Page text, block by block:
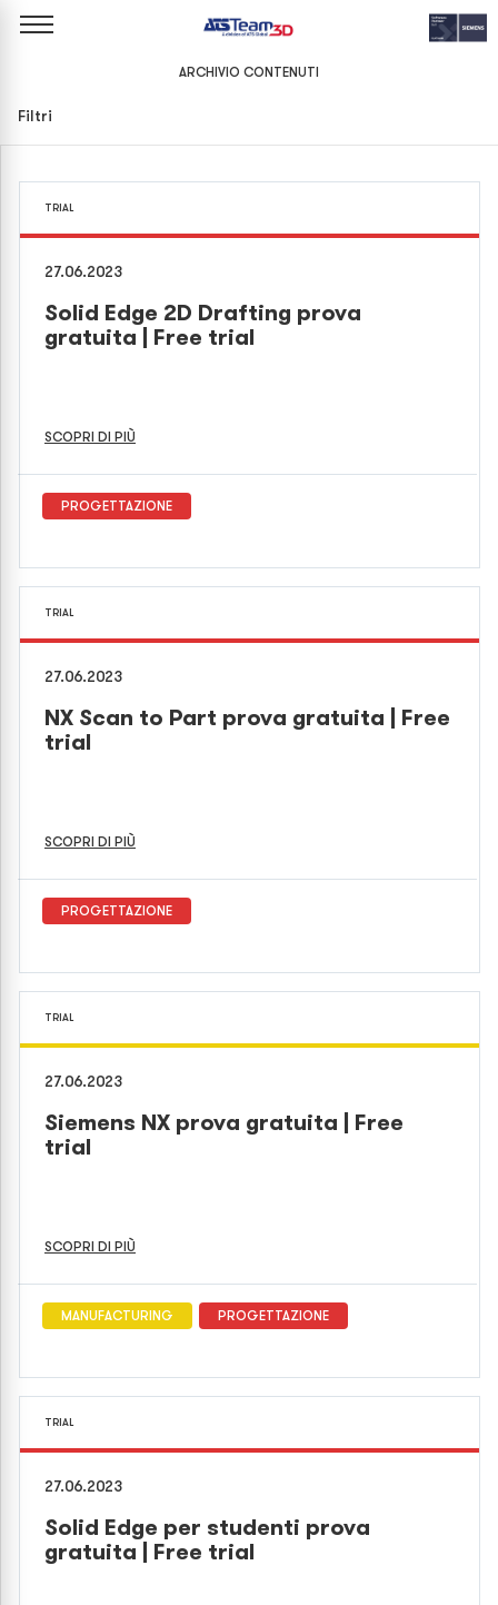
ARCHIVIO CONTENUTI
Filtri
TRIAL
27.06.2023
Solid Edge 2D Drafting prova
gratuita | Free trial
SCOPRI DI PIÙ
PROGETTAZIONE
TRIAL
27.06.2023
NX Scan to Part prova gratuita | Free
trial
SCOPRI DI PIÙ
PROGETTAZIONE
TRIAL
27.06.2023
Siemens NX prova gratuita | Free
trial
SCOPRI DI PIÙ
MANUFACTURING PROGETTAZIONE
TRIAL
27.06.2023
Solid Edge per studenti prova
gratuita | Free trial